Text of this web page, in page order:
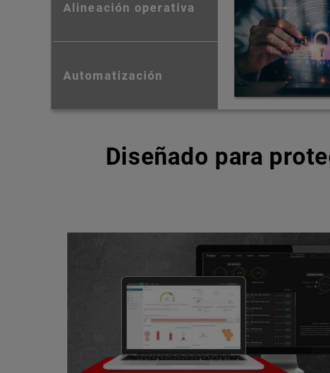
Alineación operativa
Automatización
Diseñado para